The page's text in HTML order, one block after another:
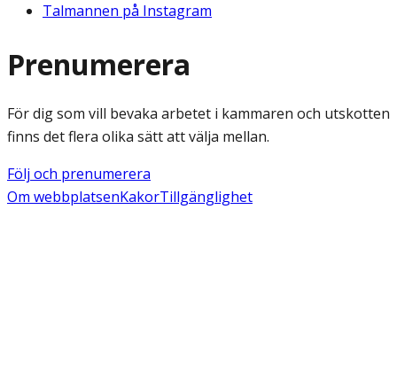
Talmannen på Instagram
Prenumerera
För dig som vill bevaka arbetet i kammaren och utskotten
finns det flera olika sätt att välja mellan.
Följ och prenumerera
Om webbplatsenKakorTillgänglighet